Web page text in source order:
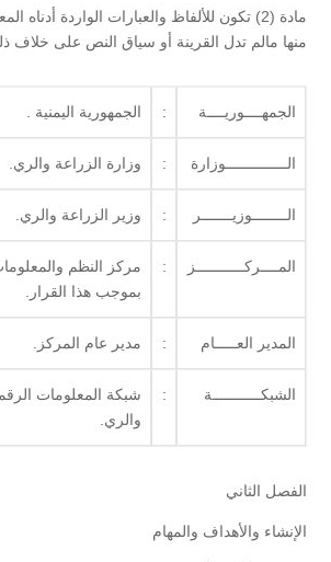
مادة (2) تكون للألفاظ والعبارات الواردة أدناه
منها مالم تدل القرينة أو سياق النص على خلاف
الجمهــــوريــــة : الجمهورية اليمنية .
الــــــــــــــوزارة : وزارة الزراعة والري.
الــــــــوزيـــــــر : وزير الزراعة والري.
المــــركـــــــــــز :
مركز النظم
بموجب هذا القرار.
المدير العـــــام : مدير عام المركز.
الشبكـــــــــــة :
شبكة المعلومات
والري.
الفصل الثاني
الإنشاء والأهداف والمهام